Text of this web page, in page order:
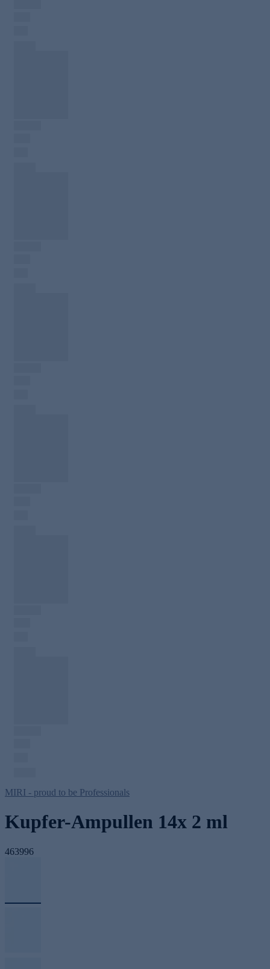
MIRI - proud to be Professionals
Kupfer-Ampullen 14x 2 ml
463996